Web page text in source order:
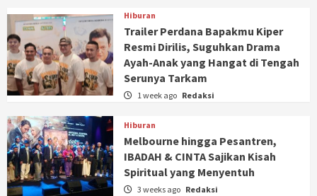
Hiburan
Trailer Perdana Bapakmu Kiper
Resmi Dirilis, Suguhkan Drama
Ayah-Anak yang Hangat di Tengah
Serunya Tarkam
1 week ago Redaksi
Hiburan
Melbourne hingga Pesantren,
IBADAH & CINTA Sajikan Kisah
Spiritual yang Menyentuh
3 weeks ago Redaksi